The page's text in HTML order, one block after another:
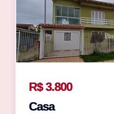
R$ 3.800
Casa